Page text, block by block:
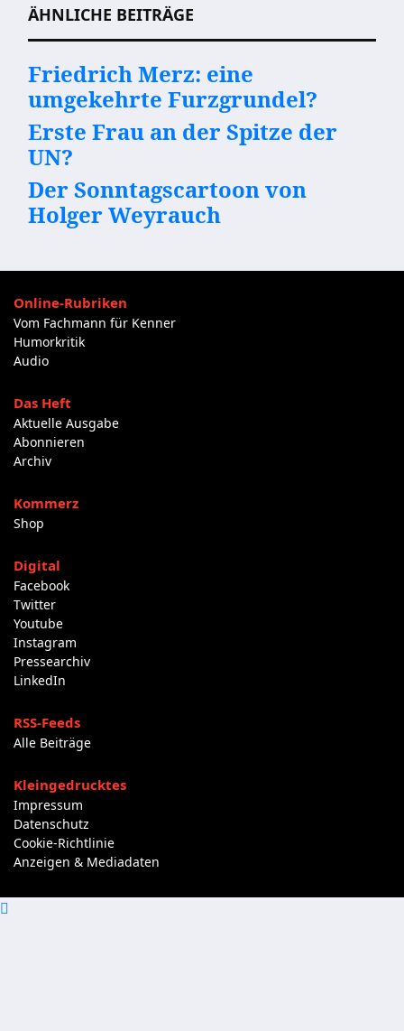
ÄHNLICHE BEITRÄGE
Friedrich Merz: eine
umgekehrte Furzgrundel?
Erste Frau an der Spitze der
UN?
Der Sonntagscartoon von
Holger Weyrauch
Online-Rubriken
Vom Fachmann für Kenner
Humorkritik
Audio
Das Heft
Aktuelle Ausgabe
Abonnieren
Archiv
Kommerz
Shop
Digital
Facebook
Twitter
Youtube
Instagram
Pressearchiv
LinkedIn
RSS-Feeds
Alle Beiträge
Kleingedrucktes
Impressum
Datenschutz
Cookie-Richtlinie
Anzeigen & Mediadaten